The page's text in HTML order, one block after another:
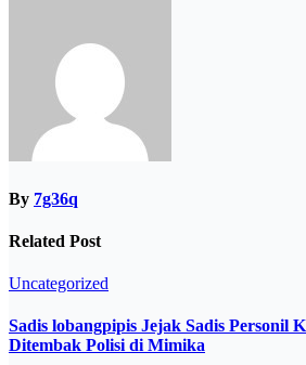
By 7g36q
Related Post
Uncategorized
Sadis lobangpipis Jejak Sadis Personil
Ditembak Polisi di Mimika